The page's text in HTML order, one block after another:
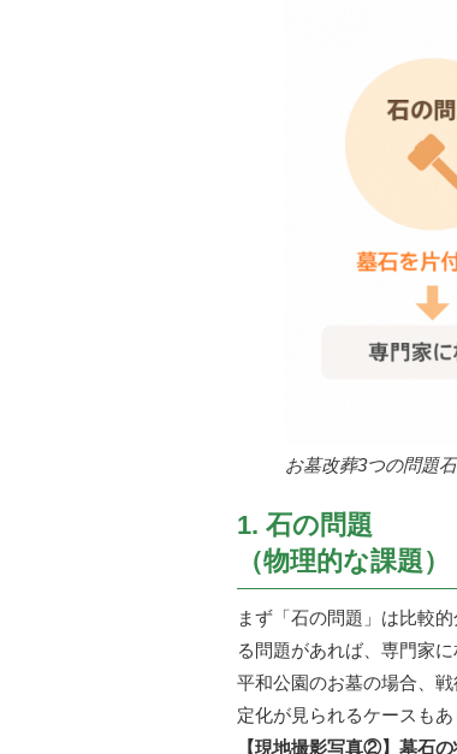
お墓改葬3つの問題
1. 石の問題
（物理的な課題）
まず「石の問題」は比較
る問題があれば、専門家
平和公園のお墓の場合、
定化が見られるケースもあ
【現地撮影写真②】墓石の